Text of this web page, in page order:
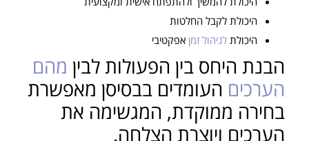
היכולת לקבל החלטות
היכולת לניהול זמן אפקטיבי
הבנת היחס בין הפעולות לבין מהם
הערכים העומדים בבסיסן מאפשרת
בחירה ממוקדת, המגשימה את
הערכים ויוצרת הצלחה.